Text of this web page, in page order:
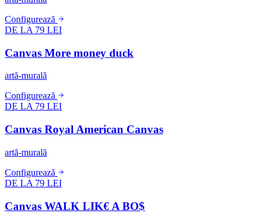
Configurează
DE LA 79 LEI
Canvas More money duck
artă-murală
Configurează
DE LA 79 LEI
Canvas Royal American Canvas
artă-murală
Configurează
DE LA 79 LEI
Canvas WALK LIK€ A BO$